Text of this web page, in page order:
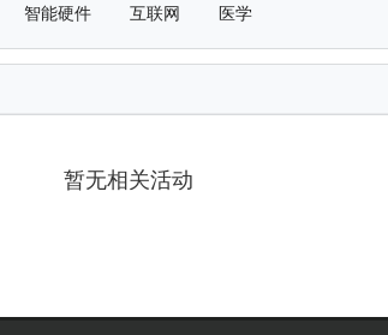
智能硬件 互联网 医学
暂无相关活动